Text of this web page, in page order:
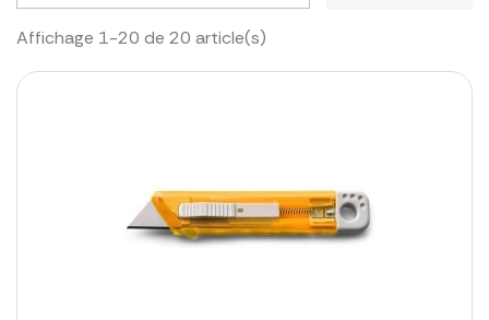
Affichage 1-20 de 20 article(s)